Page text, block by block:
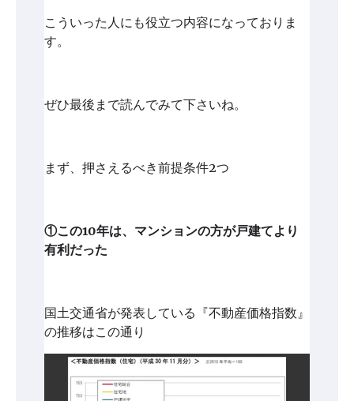
こういった人にも役立つ内容になっておりま
す。
ぜひ最後まで読んでみて下さいね。
まず、押さえるべき前提条件2つ
①この10年は、マンションの方が戸建てより
有利だった
国土交通省が発表している『不動産価格指数』
の推移はこの通り